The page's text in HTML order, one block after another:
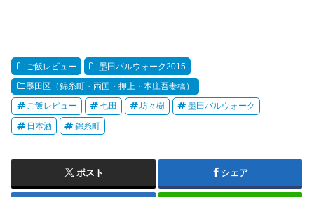
ご飯レビュー 墨田バルウォーク2015
墨田区（錦糸町・両国・押上・本庄吾妻橋）
ご飯レビュー 七田 坊々樹 墨田バルウォーク
日本酒 錦糸町
ポスト シェア